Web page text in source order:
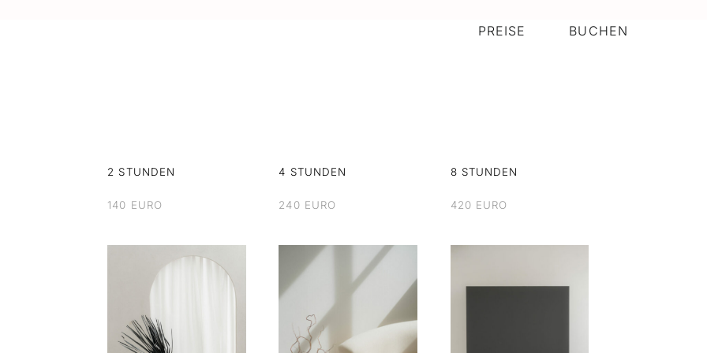
PREISE BUCHEN
2 STUNDEN
140 EURO
4 STUNDEN
240 EURO
8 STUNDEN
420 EURO